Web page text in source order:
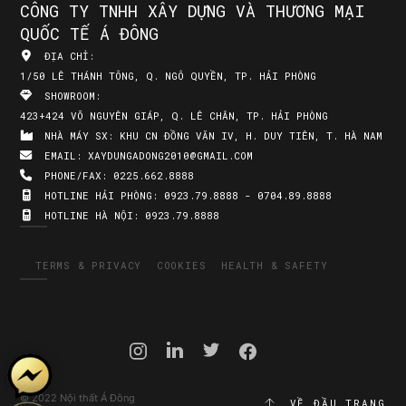
CÔNG TY TNHH XÂY DỰNG VÀ THƯƠNG MẠI
QUỐC TẾ Á ĐÔNG
ĐỊA CHỈ:
1/50 LÊ THÁNH TÔNG, Q. NGÔ QUYỀN, TP. HẢI PHÒNG
SHOWROOM:
423+424 VÕ NGUYÊN GIÁP, Q. LÊ CHÂN, TP. HẢI PHÒNG
NHÀ MÁY SX: KHU CN ĐỒNG VĂN IV, H. DUY TIÊN, T. HÀ NAM
EMAIL: XAYDUNGADONG2010@GMAIL.COM
PHONE/FAX: 0225.662.8888
HOTLINE HẢI PHÒNG: 0923.79.8888 - 0704.89.8888
HOTLINE HÀ NỘI: 0923.79.8888
TERMS & PRIVACY COOKIES HEALTH & SAFETY
© 2022 Nội thất Á Đông VỀ ĐẦU TRANG